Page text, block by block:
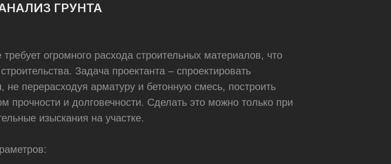
ГРУНТА
огромного расхода строительных материалов, что
Задача проектанта – спроектировать
перерасходуя арматуру и бетонную смесь, построить
и долговечности. Сделать это можно только при
изыскания на участке.